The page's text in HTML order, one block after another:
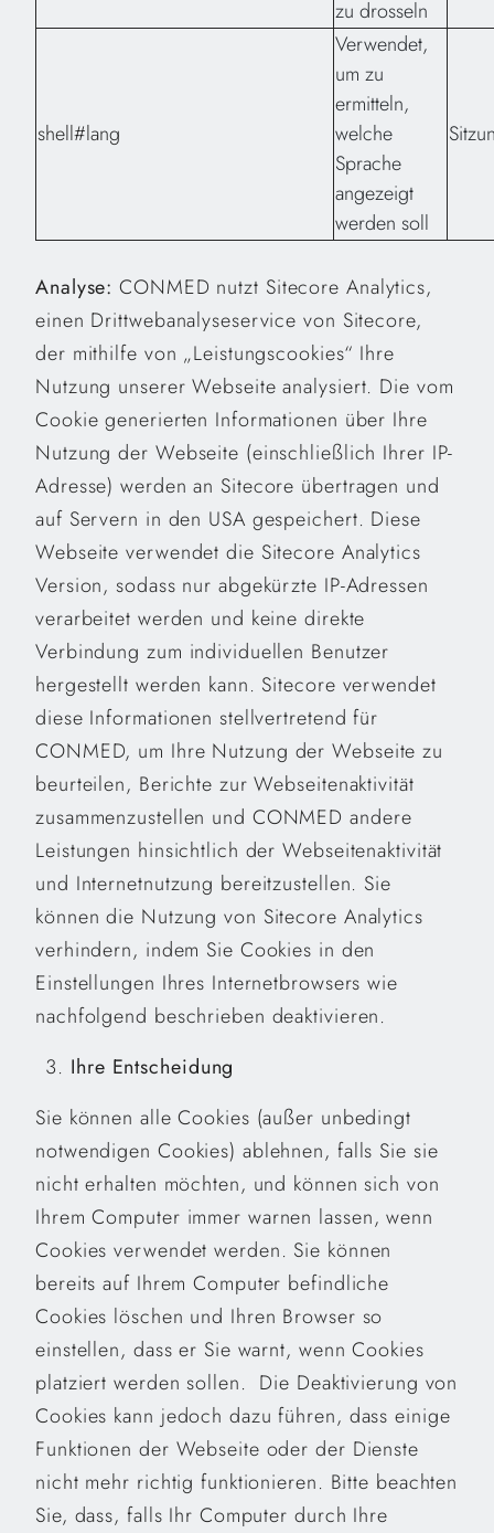
zu drosseln
shell#lang
Verwendet,
um zu
ermitteln,
welche
Sprache
angezeigt
werden soll
Analyse: CONMED nutzt Sitecore Analytics,
einen Drittwebanalyseservice von Sitecore,
der mithilfe von „Leistungscookies“ Ihre
Nutzung unserer Webseite analysiert. Die vom
Cookie generierten Informationen über Ihre
Nutzung der Webseite (einschließlich Ihrer IP-
Adresse) werden an Sitecore übertragen und
auf Servern in den USA gespeichert. Diese
Webseite verwendet die Sitecore Analytics
Version, sodass nur abgekürzte IP-Adressen
verarbeitet werden und keine direkte
Verbindung zum individuellen Benutzer
hergestellt werden kann. Sitecore verwendet
diese Informationen stellvertretend für
CONMED, um Ihre Nutzung der Webseite zu
beurteilen, Berichte zur Webseitenaktivität
zusammenzustellen und CONMED andere
Leistungen hinsichtlich der Webseitenaktivität
und Internetnutzung bereitzustellen. Sie
können die Nutzung von Sitecore Analytics
verhindern, indem Sie Cookies in den
Einstellungen Ihres Internetbrowsers wie
nachfolgend beschrieben deaktivieren.
Ihre Entscheidung
Sie können alle Cookies (außer unbedingt
notwendigen Cookies) ablehnen, falls Sie sie
nicht erhalten möchten, und können sich von
Ihrem Computer immer warnen lassen, wenn
Cookies verwendet werden. Sie können
bereits auf Ihrem Computer befindliche
Cookies löschen und Ihren Browser so
einstellen, dass er Sie warnt, wenn Cookies
platziert werden sollen. Die Deaktivierung von
Cookies kann jedoch dazu führen, dass einige
Funktionen der Webseite oder der Dienste
nicht mehr richtig funktionieren. Bitte beachten
Sie, dass, falls Ihr Computer durch Ihre